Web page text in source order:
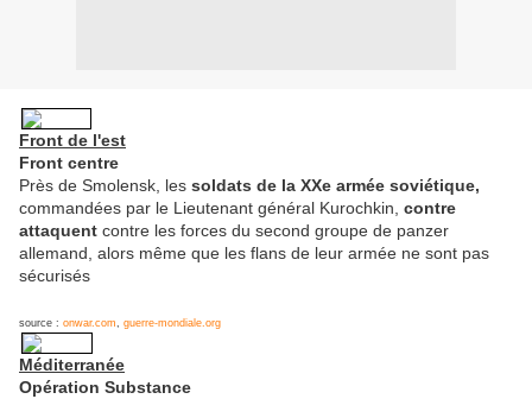
Front de l'est
Front centre
Près de Smolensk, les soldats de la XXe armée soviétique,
commandées par le Lieutenant général Kurochkin, contre
attaquent contre les forces du second groupe de panzer
allemand, alors même que les flans de leur armée ne sont pas
sécurisés
source : onwar.com, guerre-mondiale.org
Méditerranée
Opération Substance